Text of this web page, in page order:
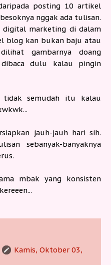
posting 10 artikel
nggak ada tulisan.
digital marketing di dalam
blog kan bukan baju atau
gambarnya doang
dulu kalau pingin
tidak semudah itu kalau
jauh-jauh hari sih.
sebanyak-banyaknya
mbak yang konsisten
Kamis, Oktober 03,